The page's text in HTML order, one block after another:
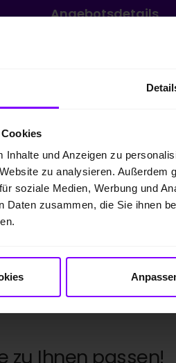
Inhalte und Anzeigen zu
zu analysieren.
soziale Medien, Werbung und
Daten zusammen, die Sie ihnen
Angebotsdetails
bei entladener
63 g/km; CO2-Klasse
B; CO2-Klasse bei
F; Elektrische Reichweite
km.
zu Ihnen passen!